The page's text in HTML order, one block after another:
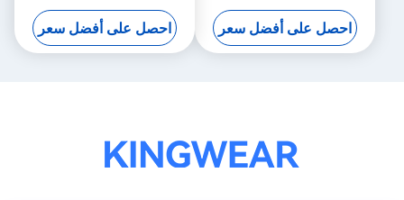
العرض المتحرك والاتصال
احصل على أفضل سعر
1.78 بوصة من نوع Amoled
Smartwatch
احصل على أفضل سعر